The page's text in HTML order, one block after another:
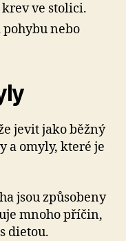
ve stolici.
pohybu nebo
jevit jako běžný
a omyly, které je
jsou způsobeny
mnoho příčin,
dietou.